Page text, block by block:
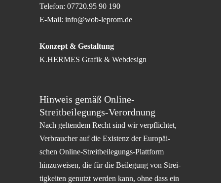
Telefon: 07720.95 90 190
E-Mail: info@wob-leprom.de
Konzept & Gestaltung
K.HERMES Grafik & Webdesign
Hinweis gemäß Online-
Streitbeilegungs-Verordnung
Nach gelten­dem Recht sind wir verpflich­tet,
Verbrau­cher auf die Existenz der Europäi­
schen Online-Streit­bei­le­gungs-Platt­form
hinzu­wei­sen, die für die Beile­gung von Strei­
tig­kei­ten genutzt werden kann, ohne dass ein